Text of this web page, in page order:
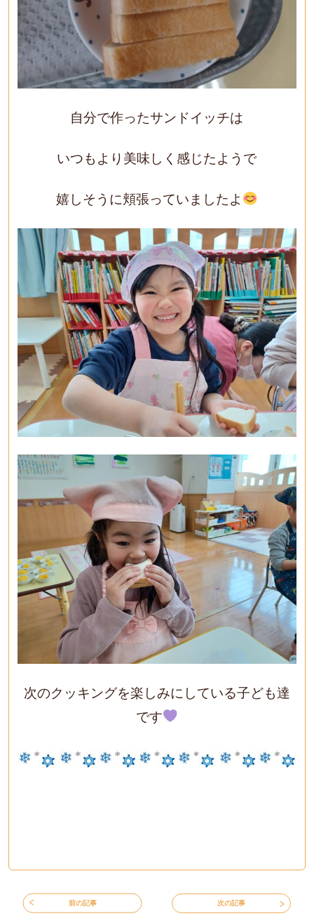
自分で作ったサンドイッチは
いつもより美味しく感じたようで
嬉しそうに頬張っていましたよ
次のクッキングを楽しみにしている子ども達
です
前の記事 次の記事